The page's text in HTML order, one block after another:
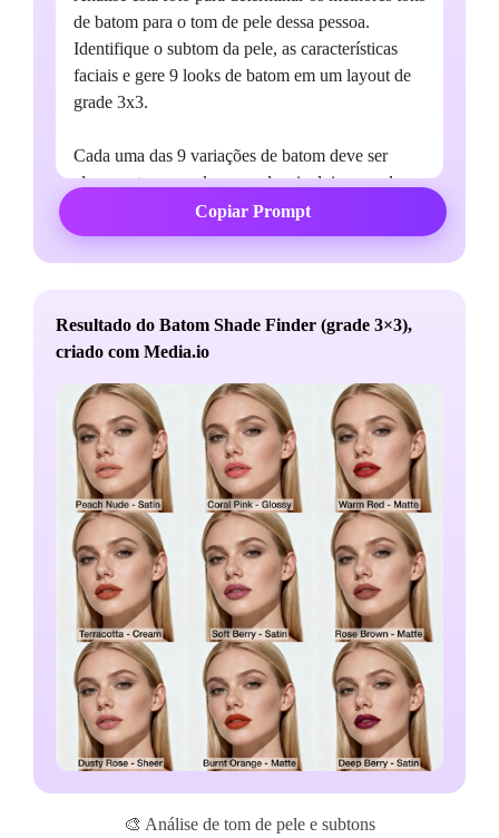
de batom para o tom de pele dessa pessoa.
Identifique o subtom da pele, as características
faciais e gere 9 looks de batom em um layout de
grade 3x3.
Cada uma das 9 variações de batom deve ser
claramente separada na grade e incluir a cor do
batom e o nome do acabamento escrito abaixo de
cada uma.
da pele e fundo inalterados em cada variante.
Apenas lábios modificados com aplicação de
Copiar Prompt
Resultado do Batom Shade Finder (grade 3×3),
criado com Media.io
🎨 Análise de tom de pele e subtons